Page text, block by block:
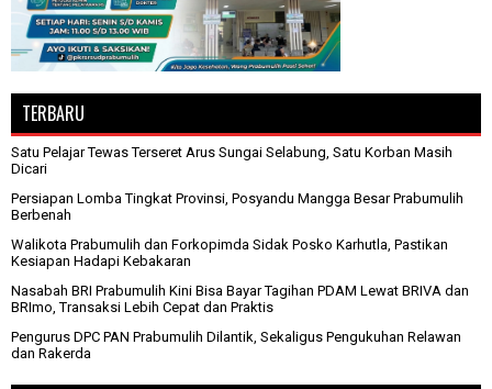
TERBARU
Satu Pelajar Tewas Terseret Arus Sungai Selabung, Satu Korban Masih
Dicari
Persiapan Lomba Tingkat Provinsi, Posyandu Mangga Besar Prabumulih
Berbenah
Walikota Prabumulih dan Forkopimda Sidak Posko Karhutla, Pastikan
Kesiapan Hadapi Kebakaran
Nasabah BRI Prabumulih Kini Bisa Bayar Tagihan PDAM Lewat BRIVA dan
BRImo, Transaksi Lebih Cepat dan Praktis
Pengurus DPC PAN Prabumulih Dilantik, Sekaligus Pengukuhan Relawan
dan Rakerda